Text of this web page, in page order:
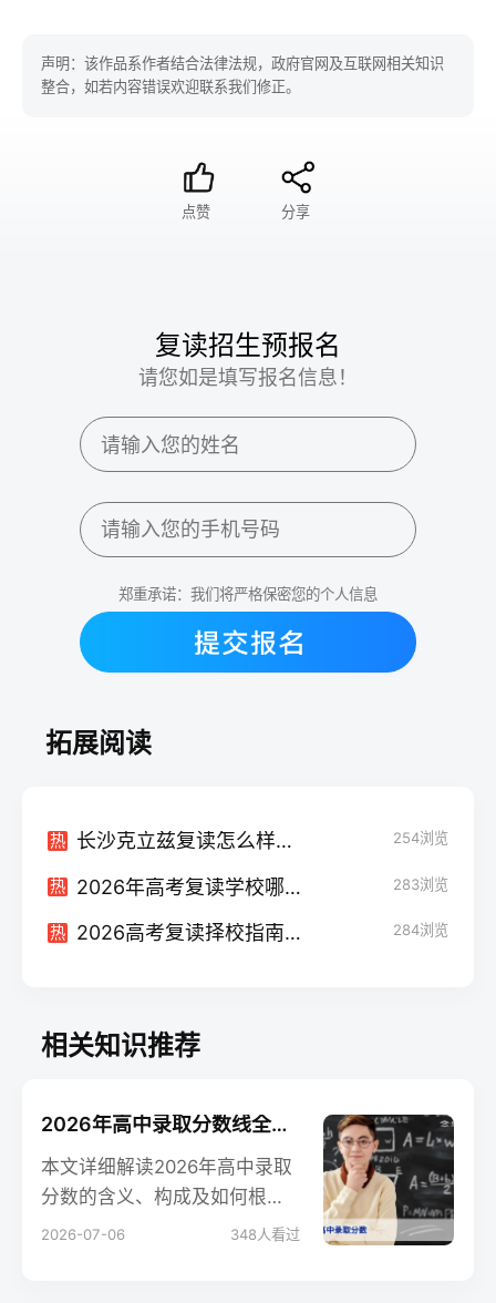
声明：该作品系作者结合法律法规，政府官网及互联网相关知识
整合，如若内容错误欢迎联系我们修正。
点赞 分享
复读招生预报名
请您如是填写报名信息！
郑重承诺：我们将严格保密您的个人信息
拓展阅读
热 长沙克立兹复读怎么样？2026年复读深度评测与择校避坑指南 254浏览
热 2026年高考复读学校哪家好？这五个维度帮你科学择校 283浏览
热 2026高考复读择校指南：高中排名与复读学校优劣深度解析 284浏览
相关知识推荐
2026年高中录取分数线全面解读：中考择校与复读规划参考
本文详细解读2026年高中录取
分数的含义、构成及如何根据
分数线科学择校，并分析分数
2026-07-06 348 人看过